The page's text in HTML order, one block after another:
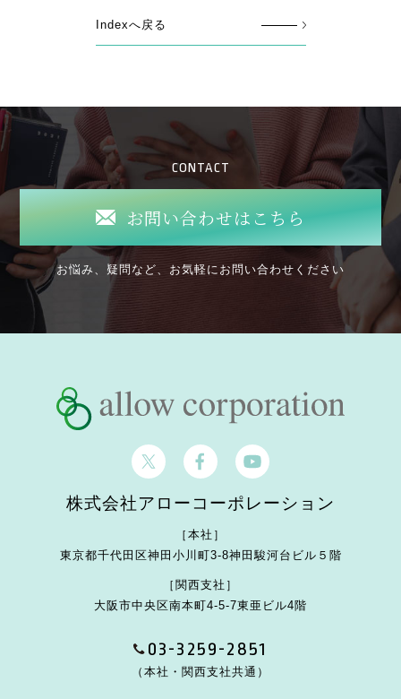
Indexへ戻る
CONTACT
お問い合わせはこちら
お悩み、疑問など、お気軽にお問い合わせください
株式会社アローコーポレーション
［本社］
東京都千代田区神田小川町3-8神田駿河台ビル５階
［関西支社］
大阪市中央区南本町4-5-7東亜ビル4階
03-3259-2851
（本社・関西支社共通）